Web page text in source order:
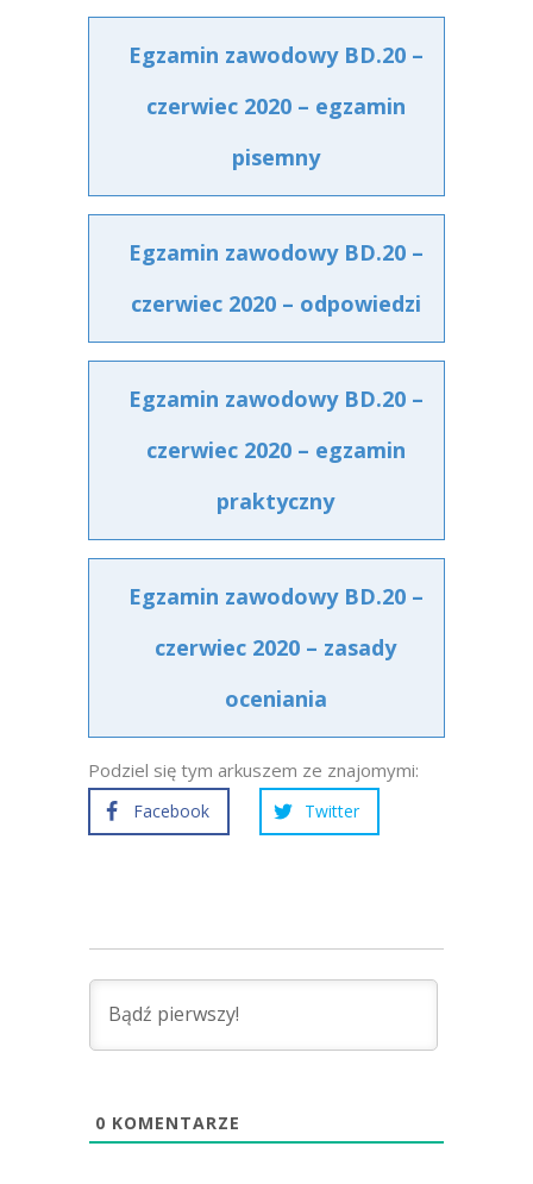
Egzamin zawodowy BD.20 –
czerwiec 2020 – egzamin
pisemny
Egzamin zawodowy BD.20 –
czerwiec 2020 – odpowiedzi
Egzamin zawodowy BD.20 –
czerwiec 2020 – egzamin
praktyczny
Egzamin zawodowy BD.20 –
czerwiec 2020 – zasady
oceniania
Podziel się tym arkuszem ze znajomymi:
Facebook Twitter
0 KOMENTARZE